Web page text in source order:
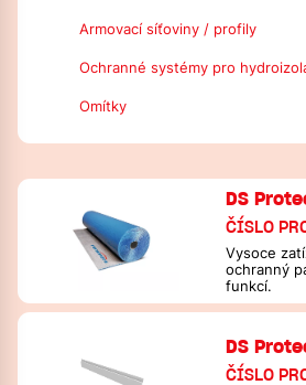
Armovací síťoviny / profily
Ochranné systémy pro
Omítky
DS
ČÍSLO
Vysoce
ochranný
funkcí.
DS
ČÍSLO